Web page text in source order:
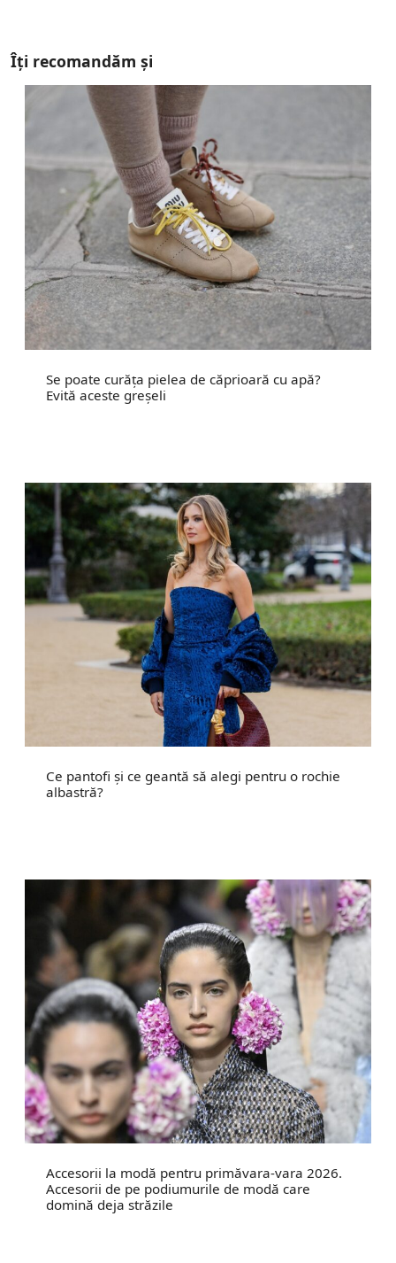
Îți recomandăm și
Se poate curăța pielea de căprioară cu apă?
Evită aceste greșeli
Ce pantofi și ce geantă să alegi pentru o rochie
albastră?
Accesorii la modă pentru primăvara-vara 2026.
Accesorii de pe podiumurile de modă care
domină deja străzile